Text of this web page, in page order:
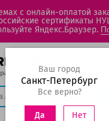
с онлайн-оплатой
сертификаты
Яндекс.Браузер.
Ваш город
Санкт-Петербург
Все верно?
Да Нет